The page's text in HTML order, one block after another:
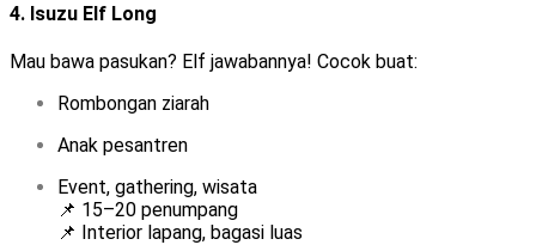
4. Isuzu Elf Long
Mau bawa pasukan? Elf jawabannya! Cocok buat:
Rombongan ziarah
Anak pesantren
Event, gathering, wisata
📌 15–20 penumpang
📌 Interior lapang, bagasi luas